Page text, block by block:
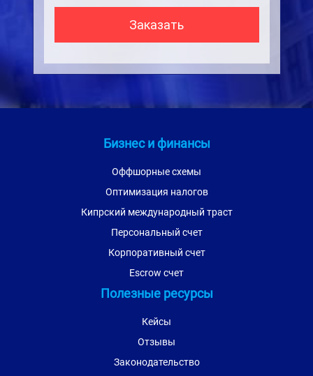
Бизнес и финансы
Оффшорные схемы
Оптимизация налогов
Кипрский международный траст
Персональный счет
Корпоративный счет
Escrow счет
Полезные ресурсы
Кейсы
Отзывы
Законодательство